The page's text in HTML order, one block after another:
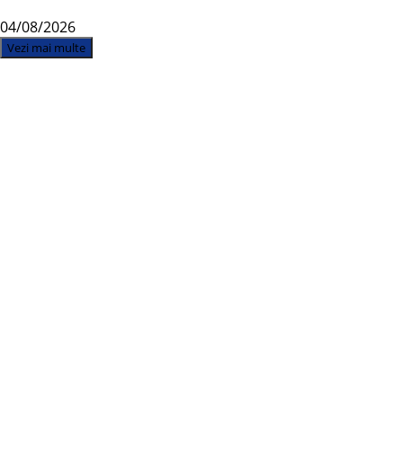
04/08/2026
Vezi mai multe